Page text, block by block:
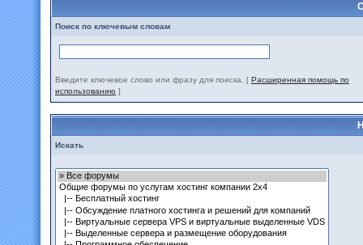
Поиск по ключевым словам
Введите ключевое слово или фразу для поиска. [ Расширенная помощь по
использованию ]
Искать